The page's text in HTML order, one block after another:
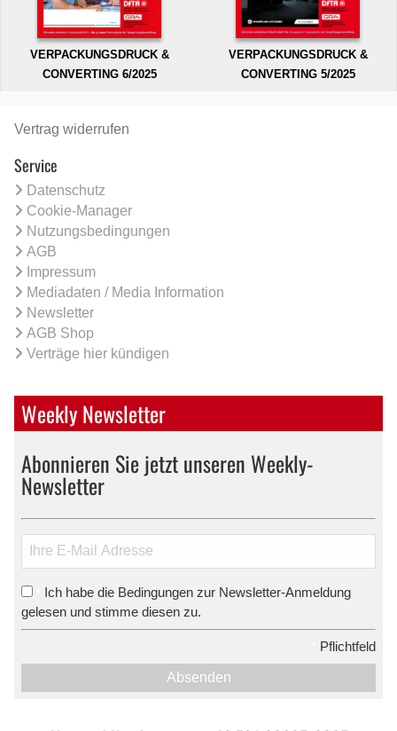
VERPACKUNGSDRUCK &
CONVERTING 6/2025
VERPACKUNGSDRUCK &
CONVERTING 5/2025
Vertrag widerrufen
Service
Datenschutz
Cookie-Manager
Nutzungsbedingungen
AGB
Impressum
Mediadaten / Media Information
Newsletter
AGB Shop
Verträge hier kündigen
Weekly Newsletter
Abonnieren Sie jetzt unseren Weekly-
Newsletter
Ich habe die Bedingungen zur Newsletter-Anmeldung
gelesen und stimme diesen zu.
Pflichtfeld
Absenden